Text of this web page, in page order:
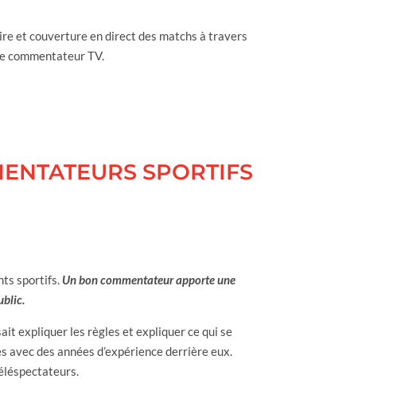
et couverture en direct des matchs à travers
commentateur TV.
SPORTIFS
sportifs. Un bon commentateur apporte une
expliquer les règles et expliquer ce qui se
des années d’expérience derrière eux.